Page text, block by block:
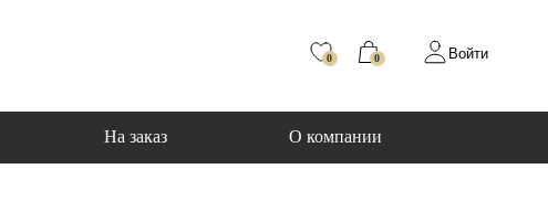
0 0 Войти
На заказ О компании